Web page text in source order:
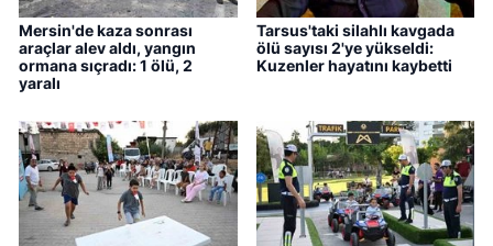
Mersin'de kaza sonrası
araçlar alev aldı, yangın
ormana sıçradı: 1 ölü, 2
yaralı
Tarsus'taki silahlı kavgada
ölü sayısı 2'ye yükseldi:
Kuzenler hayatını kaybetti